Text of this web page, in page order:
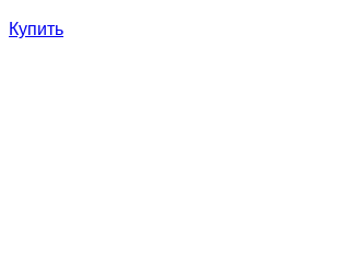
Купить